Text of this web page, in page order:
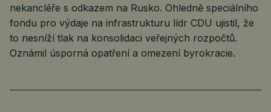
nekancléře s odkazem na Rusko. Ohledně speciálního
fondu pro výdaje na infrastrukturu lídr CDU ujistil, že
to nesníží tlak na konsolidaci veřejných rozpočtů.
Oznámil úsporná opatření a omezení byrokracie.